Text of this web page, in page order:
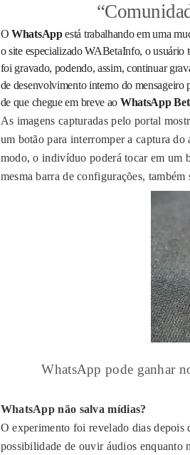
OWhatsAppestá trabalhando em uma
o site especializado WABetaInfo, o usuário
foi gravado, podendo, assim, continuar
de desenvolvimento interno do mensageiro
de que chegue em breve ao WhatsApp
As imagens capturadas pelo portal
um botão para interromper a captura do
modo, o indivíduo poderá tocar em um
mesma barra de configurações,
WhatsApp pode ganhar
WhatsApp não salva mídias?
O experimento foi revelado dias depois
possibilidade de ouvir áudios enquanto